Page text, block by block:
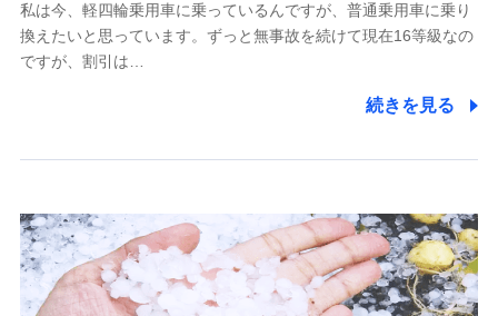
(https://pshoken.co.jp/)
リトルファミリー少額短期保険株式会社
(https://www.littlefamily-ssi.com/)
郵便、電話、およびＥメール等により、当社と取引のあるも
た維持管理等の委託業務遂行のため、またそれらに付帯、関
連する当社および提携会社のサービスを案内、提供するため
（なお、当社は複数の保険会社と取引があり、取得した個人
情報を取引のある他の保険会社の商品・サービスをご提案す
るために利用させていただくことがあります。）
私は今、軽四輪乗用車に乗っているんですが、普通乗用車に乗り
換えたいと思っています。ずっと無事故を続けて現在16等級なの
ですが、割引は…
続きを見る